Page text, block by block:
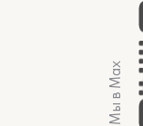
Мы в Max